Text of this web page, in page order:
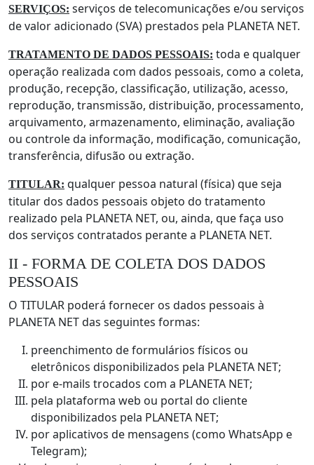
SERVIÇOS: serviços de telecomunicações e/ou serviços
de valor adicionado (SVA) prestados pela PLANETA NET.
TRATAMENTO DE DADOS PESSOAIS: toda e qualquer
operação realizada com dados pessoais, como a coleta,
produção, recepção, classificação, utilização, acesso,
reprodução, transmissão, distribuição, processamento,
arquivamento, armazenamento, eliminação, avaliação
ou controle da informação, modificação, comunicação,
transferência, difusão ou extração.
TITULAR: qualquer pessoa natural (física) que seja
titular dos dados pessoais objeto do tratamento
realizado pela PLANETA NET, ou, ainda, que faça uso
dos serviços contratados perante a PLANETA NET.
II - FORMA DE COLETA DOS DADOS
PESSOAIS
O TITULAR poderá fornecer os dados pessoais à
PLANETA NET das seguintes formas:
preenchimento de formulários físicos ou
eletrônicos disponibilizados pela PLANETA NET;
por e-mails trocados com a PLANETA NET;
pela plataforma web ou portal do cliente
disponibilizados pela PLANETA NET;
por aplicativos de mensagens (como WhatsApp e
Telegram);